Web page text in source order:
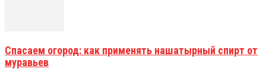
Спасаем огород: как применять нашатырный спирт от
муравьев